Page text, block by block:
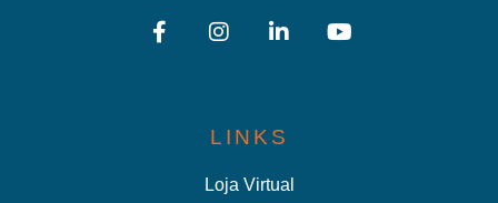
LINKS
Loja Virtual